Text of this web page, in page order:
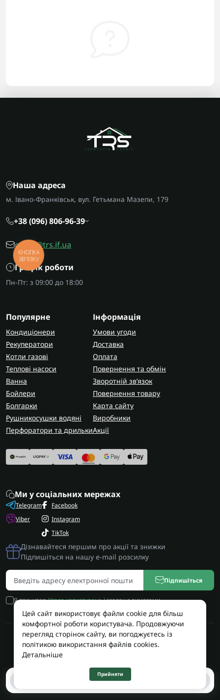
0
Наша адреса
м. Івано-Франківськ, вул. Гетьмана Мазепи, 179
+38 (096) 806-96-39
office@trs.if.ua
Графік роботи
Пн-Пт: з 09:00 до 18:00
Популярне
Кондиціонери
Рекуператори
Котли газові
Теплові насоси
Ванна
Бойлери
Болгарки
Рушникосушки водяні
Перфоратори та дрильки
Інформація
Умови угоди
Доставка
Оплата
Повернення та обмін
Зворотній зв’язок
Повернення товару
Карта сайту
Виробники
Акції
Ми у соціальних мережах
Telegram
Viber
Facebook
Instagram
TikTok
Дізнавайтеся першим про акції та знижки
Підпишіться на нашу e-mail розсилку
Підпишіться
Я прочитав Угода користувача і згоден з вимогами
Працює на OpenCart
КНОПКА
ЗВ'ЯЗКУ
Цей сайт використовує файли cookie для більш
комфортної роботи користувача. Продовжуючи
перегляд сторінок сайту, ви погоджуєтесь із
політикою використання файлів cookies.
Детальніше
Прийняти